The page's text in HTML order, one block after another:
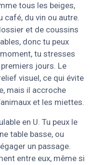
tous les beiges,
café, du vin ou autre.
et de coussins
donc tu peux
tu stresses
jours. Le
visuel, ce qui évite
mais il accroche
et les miettes.
en U. Tu peux le
table basse, ou
un passage.
entre eux, même si